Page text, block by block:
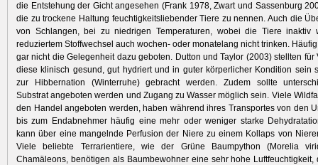
die Entstehung der Gicht angesehen (Frank 1978, Zwart und Sassenburg
die zu trockene Haltung feuchtigkeitsliebender Tiere zu nennen. Auch die
von Schlangen, bei zu niedrigen Temperaturen, wobei die Tiere inaktiv
reduziertem Stoffwechsel auch wochen- oder monatelang nicht trinken.
gar nicht die Gelegenheit dazu geboten. Dutton und Taylor (2003) stellten für
diese klinisch gesund, gut hydriert und in guter körperlicher Kondition sein
zur Hibbernation (Winterruhe) gebracht werden. Zudem sollte
Substrat angeboten werden und Zugang zu Wasser möglich sein. Viele
den Handel angeboten werden, haben während ihres Transportes von den
bis zum Endabnehmer häufig eine mehr oder weniger starke
kann über eine mangelnde Perfusion der Niere zu einem Kollaps von
Viele beliebte Terrarientiere, wie der Grüne Baumpython (Morelia
Chamäleons, benötigen als Baumbewohner eine sehr hohe